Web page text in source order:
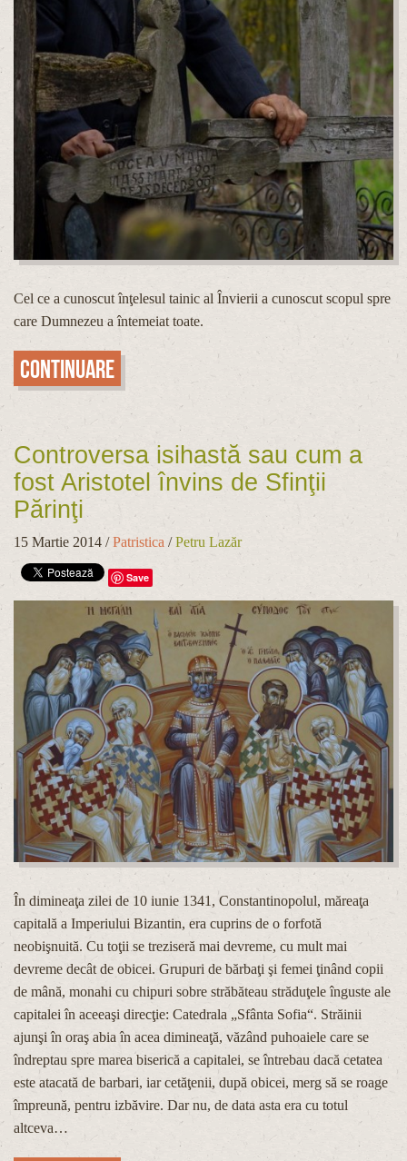
Cel ce a cunoscut înţelesul tainic al Învierii a cunoscut scopul spre
care Dumnezeu a întemeiat toate.
Continuare
Controversa isihastă sau cum a
fost Aristotel învins de Sfinţii
Părinţi
15 Martie 2014 /Patristica /Petru Lazăr
Save
În dimineaţa zilei de 10 iunie 1341, Constantinopolul, măreaţa
capitală a Imperiului Bizantin, era cuprins de o forfotă
neobişnuită. Cu toţii se treziseră mai devreme, cu mult mai
devreme decât de obicei. Grupuri de bărbaţi şi femei ţinând copii
de mână, monahi cu chipuri sobre străbăteau străduţele înguste ale
capitalei în aceeaşi direcţie: Catedrala „Sfânta Sofia“. Străinii
ajunşi în oraş abia în acea dimineaţă, văzând puhoaiele care se
îndreptau spre marea biserică a capitalei, se întrebau dacă cetatea
este atacată de barbari, iar cetăţenii, după obicei, merg să se roage
împreună, pentru izbăvire. Dar nu, de data asta era cu totul
altceva…